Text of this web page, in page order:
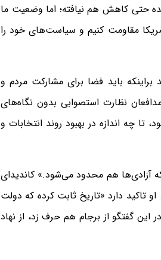
حتی کاهش هم نیافته؛ اما وضعیت ما
مقاومت کنیم و سیاست‌های خود را
۱۴۰۰ هم می زند و با تاکید براینکه باید فضا برای مشارکت مردم و
نظارت استصوابی بدون نگاه‌های
چه اندازه در بهبود روند انتخابات و
هم محدود می‌شود.» کاندیدای
تاکید دارد «تاریخ ثابت کرده که دولت
گفتگو از برجام هم حرف زد، از نهاد